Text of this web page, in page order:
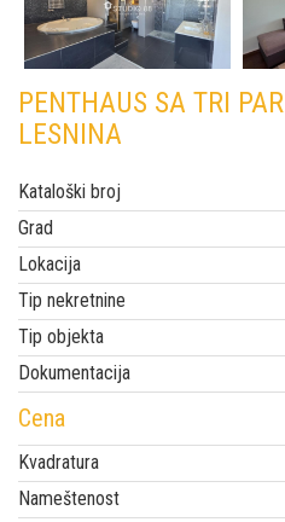
PENTHAUS SA TRI
LESNINA
Kataloški broj
Grad
Lokacija
Tip nekretnine
Tip objekta
Dokumentacija
Cena
Kvadratura
Nameštenost